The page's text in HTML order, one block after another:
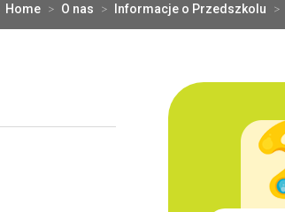
Home > O nas > Informacje o Przedszkolu >